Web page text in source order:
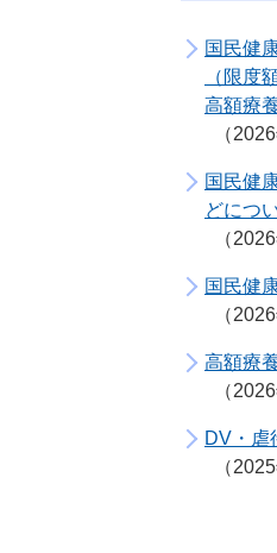
国民健
（限度
高額療
国民健
どにつ
国民健
高額療
DV・虐